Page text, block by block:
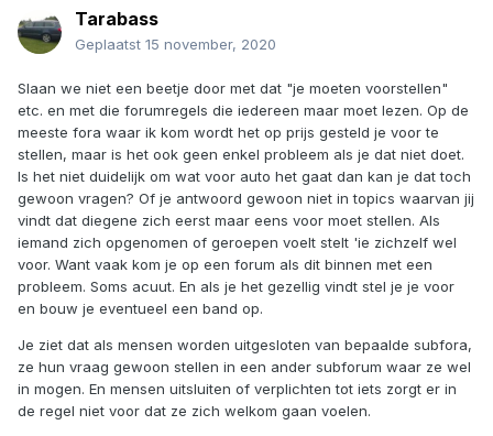
Tarabass
Geplaatst 15 november, 2020
Slaan we niet een beetje door met dat "je moeten voorstellen"
etc. en met die forumregels die iedereen maar moet lezen. Op de
meeste fora waar ik kom wordt het op prijs gesteld je voor te
stellen, maar is het ook geen enkel probleem als je dat niet doet.
Is het niet duidelijk om wat voor auto het gaat dan kan je dat toch
gewoon vragen? Of je antwoord gewoon niet in topics waarvan jij
vindt dat diegene zich eerst maar eens voor moet stellen. Als
iemand zich opgenomen of geroepen voelt stelt 'ie zichzelf wel
voor. Want vaak kom je op een forum als dit binnen met een
probleem. Soms acuut. En als je het gezellig vindt stel je je voor
en bouw je eventueel een band op.
Je ziet dat als mensen worden uitgesloten van bepaalde subfora,
ze hun vraag gewoon stellen in een ander subforum waar ze wel
in mogen. En mensen uitsluiten of verplichten tot iets zorgt er in
de regel niet voor dat ze zich welkom gaan voelen.